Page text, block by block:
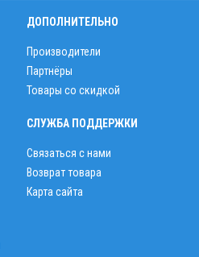
ДОПОЛНИТЕЛЬНО
Производители
Партнёры
Товары со скидкой
СЛУЖБА ПОДДЕРЖКИ
Связаться с нами
Возврат товара
Карта сайта